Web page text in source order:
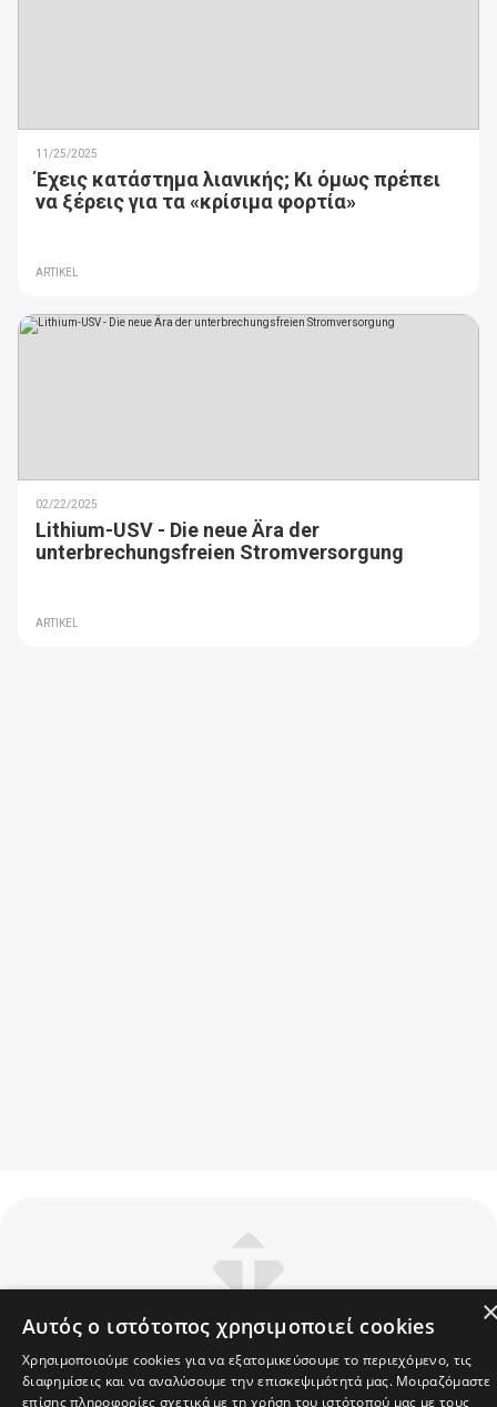
11/25/2025
Έχεις κατάστημα λιανικής; Κι όμως πρέπει
να ξέρεις για τα «κρίσιμα φορτία»
ARTIKEL
02/22/2025
Lithium-USV - Die neue Ära der
unterbrechungsfreien Stromversorgung
ARTIKEL
Unternehmen
Unterstützung
Αυτός ο ιστότοπος χρησιμοποιεί cookies
Χρησιμοποιούμε cookies για να εξατομικεύσουμε το περιεχόμενο, τις
διαφημίσεις και να αναλύσουμε την επισκεψιμότητά μας. Μοιραζόμαστε
επίσης πληροφορίες σχετικά με τη χρήση του ιστότοπού μας με τους